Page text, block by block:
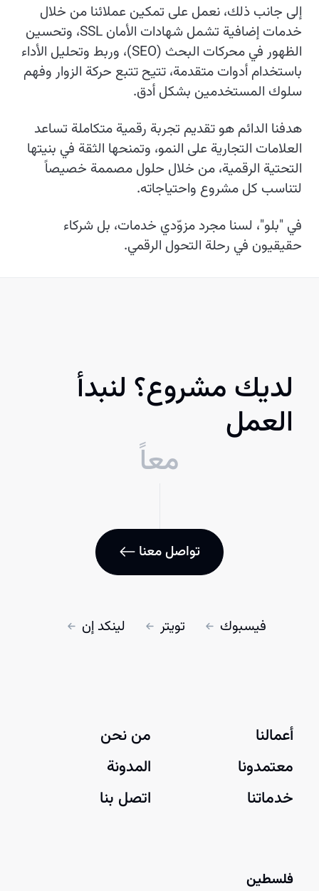
إلى جانب ذلك، نعمل على تمكين عملائنا من خلال
خدمات إضافية تشمل شهادات الأمان SSL، وتحسين
الظهور في محركات البحث (SEO)، وربط وتحليل الأداء
باستخدام أدوات متقدمة، تتيح تتبع حركة الزوار وفهم
سلوك المستخدمين بشكل أدق.
هدفنا الدائم هو تقديم تجربة رقمية متكاملة تساعد
العلامات التجارية على النمو، وتمنحها الثقة في بنيتها
التحتية الرقمية، من خلال حلول مصممة خصيصاً
لتناسب كل مشروع واحتياجاته.
في "بلو"، لسنا مجرد مزوّدي خدمات، بل شركاء
حقيقيون في رحلة التحول الرقمي.
لديك مشروع؟ لنبدأ
العمل
معاً
تواصل معنا
فيسبوك تويتر لينكد إن
أعمالنا
معتمدونا
خدماتنا
من نحن
المدونة
اتصل بنا
فلسطين